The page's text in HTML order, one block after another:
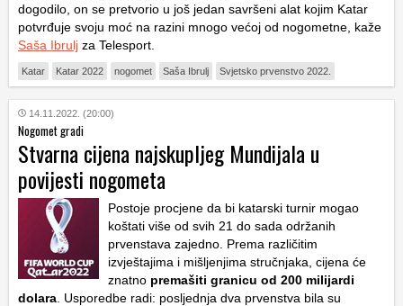
dogodilo, on se pretvorio u još jedan savršeni alat kojim Katar
potvrđuje svoju moć na razini mnogo većoj od nogometne, kaže
Saša Ibrulj za Telesport.
Katar Katar 2022 nogomet Saša Ibrulj Svjetsko prvenstvo 2022.
14.11.2022. (20:00)
Nogomet gradi
Stvarna cijena najskupljeg Mundijala u
povijesti nogometa
Postoje procjene da bi katarski turnir mogao
koštati više od svih 21 do sada održanih
prvenstava zajedno. Prema različitim
izvještajima i mišljenjima stručnjaka, cijena će
znatno premašiti granicu od 200 milijardi
dolara . Usporedbe radi: posljednja dva prvenstva bila su